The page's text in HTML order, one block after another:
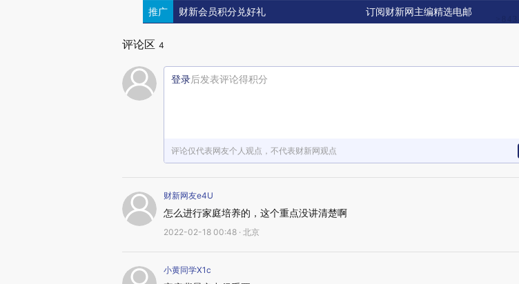
推广 财新会员积分兑好礼 订阅财新网主编精选电邮
评论区 4
登录后发表评论得积分
评论仅代表网友个人观点，不代表财新网观点
财新网友e4U
怎么进行家庭培养的，这个重点没讲清楚啊
2022-02-18 00:48 · 北京
小黄同学X1c